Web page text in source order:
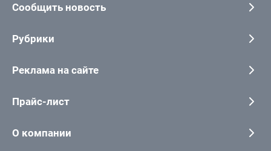
Сообщить новость
Рубрики
Реклама на сайте
Прайс-лист
О компании